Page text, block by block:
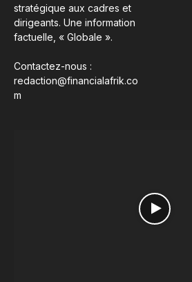
stratégique aux cadres et
dirigeants. Une information
factuelle, « Globale ».
Contactez-nous :
redaction@financialafrik.co
m